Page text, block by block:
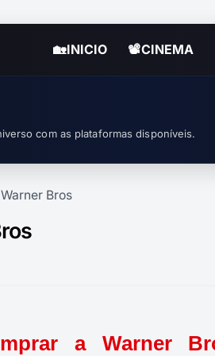
🏡INICIO 📽CINEMA
com as plataformas disponíveis.
Bros
a Warner